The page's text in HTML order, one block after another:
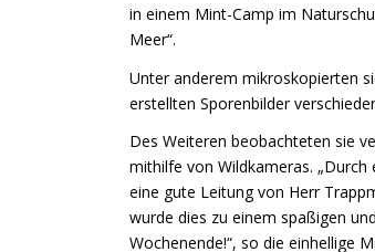
in einem Mint-Camp im
Meer“.
Unter anderem mikroskopierten
erstellten Sporenbilder
Des Weiteren beobachteten sie
mithilfe von Wildkameras.
eine gute Leitung von Herr
wurde dies zu einem spaßigen
Wochenende!“, so die einhellige